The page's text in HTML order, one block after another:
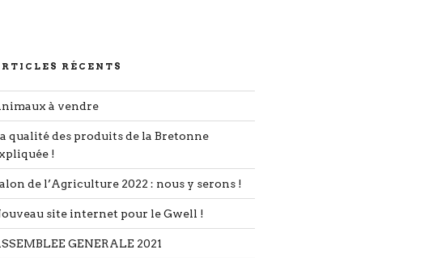
RÉCENTS
à vendre
qualité des produits de la Bretonne
!
de l’Agriculture 2022 : nous y serons !
site internet pour le Gwell !
GENERALE 2021